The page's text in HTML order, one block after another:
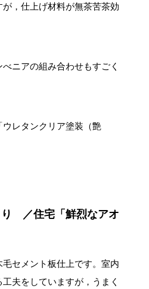
，仕上げ材料が無茶苦茶効
ニアの組み合わせもすごく
レタンクリア塗装（艶
り ／住宅「鮮烈なアオ
セメント板仕上です。室内
夫をしていますが，うまく